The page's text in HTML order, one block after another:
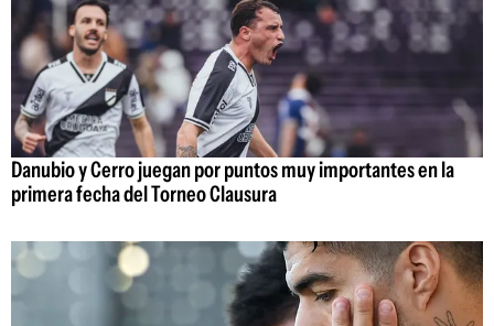
Danubio y Cerro juegan por puntos muy importantes en la
primera fecha del Torneo Clausura